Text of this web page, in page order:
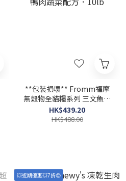
**包裝損壞** Fromm福摩
無穀物全貓糧系列 三文魚雞
鴨肉蔬菜配方．10lb
HK$439.20
HK$488.00
💥近期優惠💥7折😍